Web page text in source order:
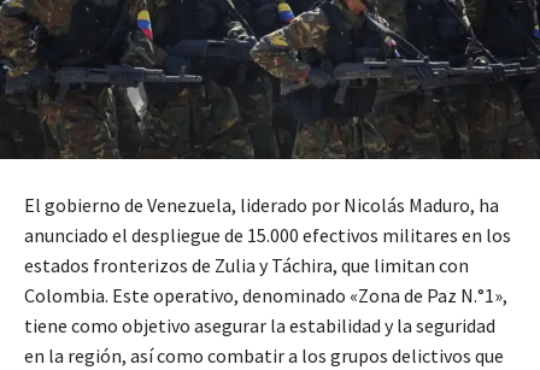
El gobierno de Venezuela, liderado por Nicolás Maduro, ha
anunciado el despliegue de 15.000 efectivos militares en los
estados fronterizos de Zulia y Táchira, que limitan con
Colombia. Este operativo, denominado «Zona de Paz N.°1»,
tiene como objetivo asegurar la estabilidad y la seguridad
en la región, así como combatir a los grupos delictivos que